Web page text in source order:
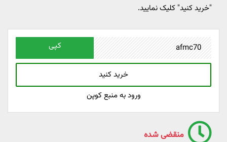
"خرید کنید" کلیک نمایید.
کپی
خرید کنید
ورود به منبع کوپن
منقضی شده